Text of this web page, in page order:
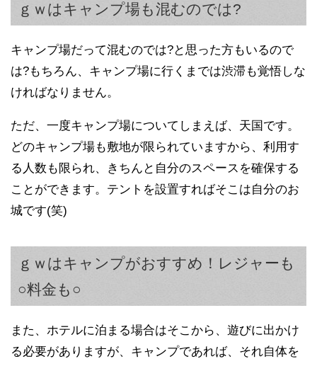
ｇｗはキャンプ場も混むのでは?
キャンプ場だって混むのでは?と思った方もいるので
は?もちろん、キャンプ場に行くまでは渋滞も覚悟しな
ければなりません。
ただ、一度キャンプ場についてしまえば、天国です。
どのキャンプ場も敷地が限られていますから、利用す
る人数も限られ、きちんと自分のスペースを確保する
ことができます。テントを設置すればそこは自分のお
城です(笑)
ｇｗはキャンプがおすすめ！レジャーも
○料金も○
また、ホテルに泊まる場合はそこから、遊びに出かけ
る必要がありますが、キャンプであれば、それ自体を